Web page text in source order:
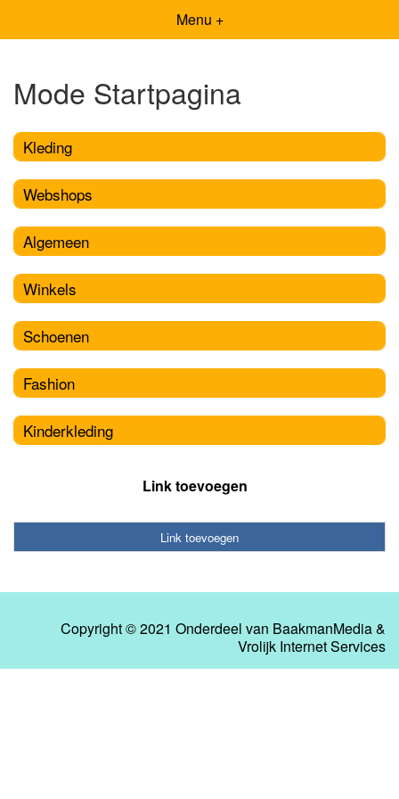
Menu +
Mode Startpagina
Kleding
Webshops
Algemeen
Winkels
Schoenen
Fashion
Kinderkleding
Link toevoegen
Link toevoegen
Copyright © 2021 Onderdeel van BaakmanMedia&
Vrolijk Internet Services